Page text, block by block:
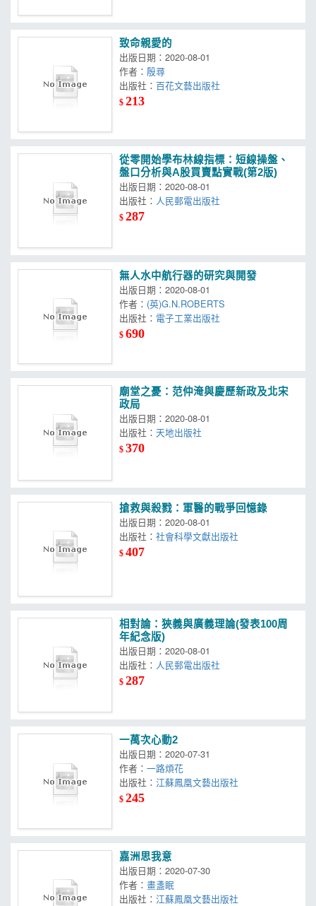
致命親愛的
出版日期：2020-08-01
作者： 殷尋
出版社：百花文藝出版社
$213
從零開始學布林線指標：短線操盤、
盤口分析與A股買賣點實戰(第2版)
出版日期：2020-08-01
出版社： 人民郵電出版社
$287
無人水中航行器的研究與開發
出版日期：2020-08-01
作者： (英)G.N.ROBERTS
出版社： 電子工業出版社
$690
廟堂之憂：范仲淹與慶歷新政及北宋
政局
出版日期：2020-08-01
出版社：天地出版社
$370
搶救與殺戮：軍醫的戰爭回憶錄
出版日期：2020-08-01
出版社：社會科學文獻出版社
$407
相對論：狹義與廣義理論(發表100周
年紀念版)
出版日期：2020-08-01
出版社： 人民郵電出版社
$287
一萬次心動2
出版日期：2020-07-31
作者：一路煩花
出版社：江蘇鳳凰文藝出版社
$245
嘉洲思我意
出版日期：2020-07-30
作者：畫盞眠
出版社：江蘇鳳凰文藝出版社